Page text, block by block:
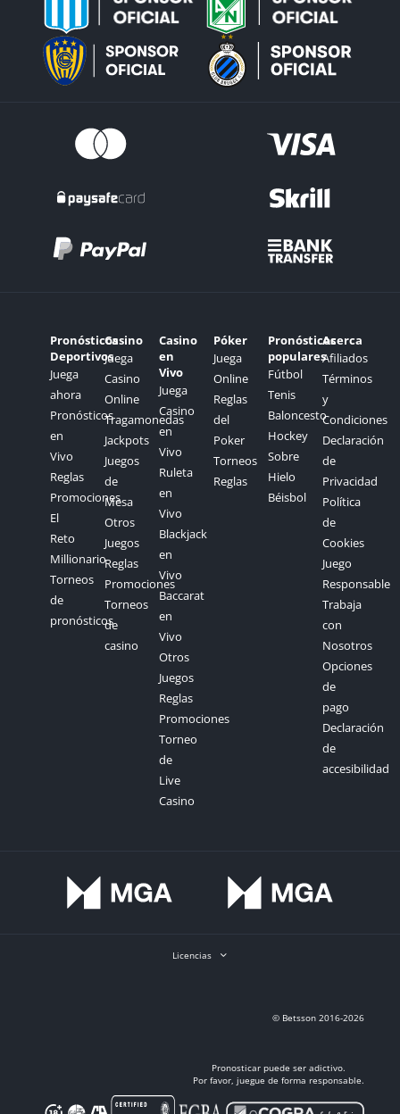
Pronósticos
Deportivos
Juega
ahora
Pronósticos
en
Vivo
Reglas
Promociones
El
Reto
Millionario
Torneos
de
pronósticos
Casino
Juega
Casino
Online
Tragamonedas
Jackpots
Juegos
de
Mesa
Otros
Juegos
Reglas
Promociones
Torneos
de
casino
Casino
en
Vivo
Juega
Casino
en
Vivo
Ruleta
en
Vivo
Blackjack
en
Vivo
Baccarat
en
Vivo
Otros
Juegos
Reglas
Promociones
Torneo
de
Live
Casino
Póker
Juega
Online
Reglas
del
Poker
Torneos
Reglas
Pronósticos
populares
Fútbol
Tenis
Baloncesto
Hockey
Sobre
Hielo
Béisbol
Acerca
Afiliados
Términos
y
Condiciones
Declaración
de
Privacidad
Política
de
Cookies
Juego
Responsable
Trabaja
con
Nosotros
Opciones
de
pago
Declaración
de
accesibilidad
Licencias
© Betsson 2016-2026
Pronosticar puede ser adictivo.
Por favor, juegue de forma responsable.